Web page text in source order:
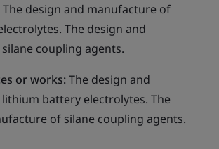
The design and manufacture of
The design and
coupling agents.
or works:The design and
battery electrolytes. The
of silane coupling agents.